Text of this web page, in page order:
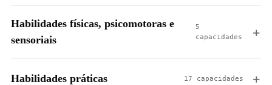
Habilidades físicas, psicomotoras e
sensoriais
5
capacidades
Habilidades práticas 17 capacidades